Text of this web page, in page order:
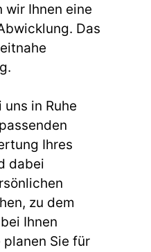
Ihnen eine
Das
in Ruhe
Ihres
dabei
zu dem
Ihnen
Sie für